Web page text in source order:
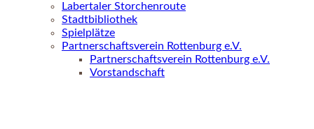
Labertaler Storchenroute
Stadtbibliothek
Spielplätze
Partnerschaftsverein Rottenburg e.V.
Partnerschaftsverein Rottenburg e.V.
Vorstandschaft